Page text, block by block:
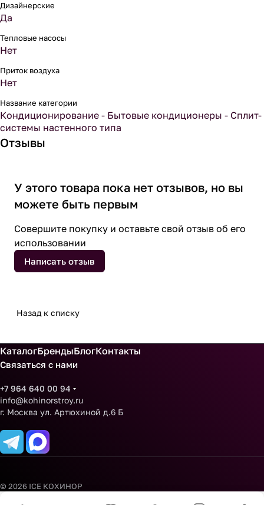
Дизайнерские
Да
Тепловые насосы
Нет
Приток воздуха
Нет
Название категории
Кондиционирование - Бытовые кондиционеры - Сплит-
системы настенного типа
Отзывы
У этого товара пока нет отзывов, но вы
можете быть первым
Совершите покупку и оставьте свой отзыв об его
использовании
Написать отзыв
Назад к списку
КаталогБрендыБлогКонтакты
Связаться с нами
+7 964 640 00 94
info@kohinorstroy.ru
г. Москва ул. Артюхиной д.6 Б
© 2026 ICE КОХИНОР